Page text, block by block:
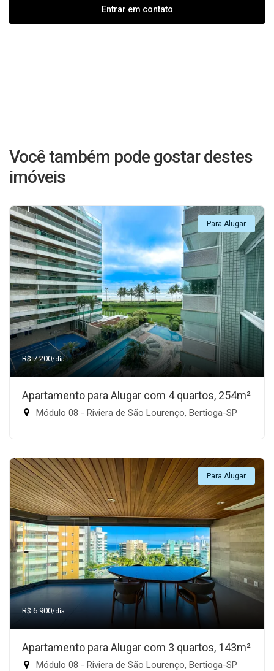
Entrar em contato
Você também pode gostar destes
imóveis
Para Alugar
R$ 7.200/dia
Apartamento para Alugar com 4 quartos, 254m²
Módulo 08 - Riviera de São Lourenço, Bertioga-SP
Para Alugar
R$ 6.900/dia
Apartamento para Alugar com 3 quartos, 143m²
Módulo 08 - Riviera de São Lourenço, Bertioga-SP